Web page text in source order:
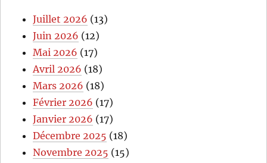
Juillet 2026 (13)
Juin 2026 (12)
Mai 2026 (17)
Avril 2026 (18)
Mars 2026 (18)
Février 2026 (17)
Janvier 2026 (17)
Décembre 2025 (18)
Novembre 2025 (15)